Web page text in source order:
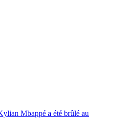
Mbappé a été brûlé au